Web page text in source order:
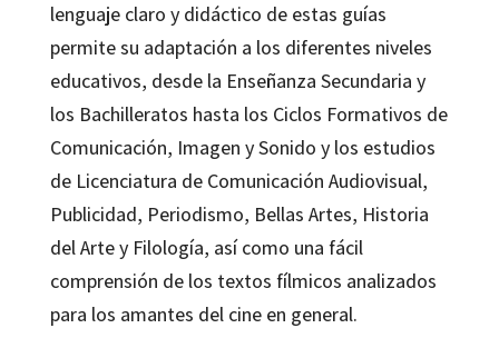
lenguaje claro y didáctico de estas guías
permite su adaptación a los diferentes niveles
educativos, desde la Enseñanza Secundaria y
los Bachilleratos hasta los Ciclos Formativos de
Comunicación, Imagen y Sonido y los estudios
de Licenciatura de Comunicación Audiovisual,
Publicidad, Periodismo, Bellas Artes, Historia
del Arte y Filología, así como una fácil
comprensión de los textos fílmicos analizados
para los amantes del cine en general.